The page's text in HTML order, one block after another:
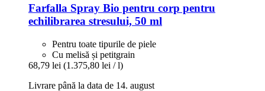
Farfalla Spray Bio pentru corp pentru
echilibrarea stresului, 50 ml
Pentru toate tipurile de piele
Cu melisă și petitgrain
68,79 lei (1.375,80 lei / l)
Livrare până la data de 14. august